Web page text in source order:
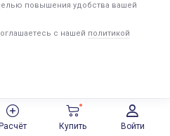
Расчёт Купить Войти
повышения удобства вашей
с нашей политикой